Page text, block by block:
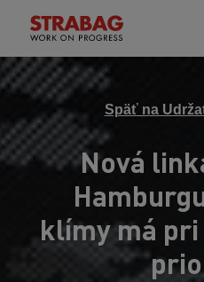
Späť na
Nová
klímy má pri